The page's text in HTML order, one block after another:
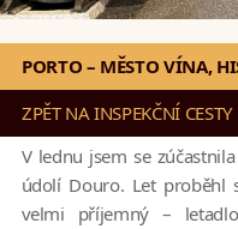
PORTO – MĚSTO VÍNA,
ZPĚT NA INSPEKČNÍ CESTY
V lednu jsem se
údolí Douro. Let proběhl
velmi příjemný –